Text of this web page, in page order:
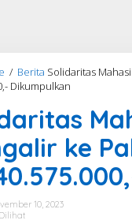
/ Berita Solidaritas
Dikumpulkan
ke
10, 2023